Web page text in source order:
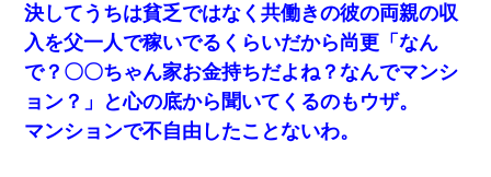
決してうちは貧乏ではなく共働きの彼の両親の収
入を父一人で稼いでるくらいだから尚更「なん
で？〇〇ちゃん家お金持ちだよね？なんでマンシ
ョン？」と心の底から聞いてくるのもウザ。
マンションで不自由したことないわ。